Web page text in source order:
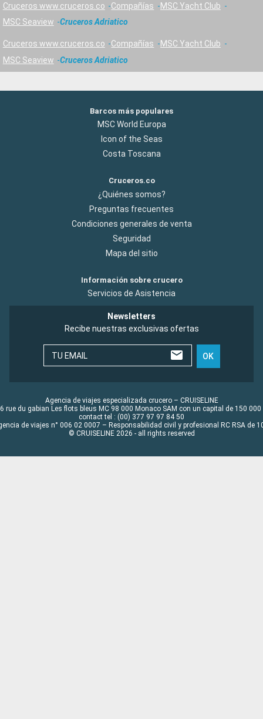
Cruceros www.cruceros.co Compañías
MSC Yacht Club
MSC Seaview
Cruceros Adriatico
Cruceros www.cruceros.co Compañías
MSC Yacht Club
MSC Seaview
Cruceros Adriatico
Barcos más populares
MSC World Europa
Icon of the Seas
Costa Toscana
Cruceros.co
¿Quiénes somos?
Preguntas frecuentes
Condiciones generales de venta
Seguridad
Mapa del sitio
Información sobre crucero
Servicios de Asistencia
Newsletters
Recibe nuestras exclusivas ofertas
TU EMAIL OK
Agencia de viajes especializada crucero – CRUISELINE
rue du gabian Les flots bleus MC 98 000 Monaco SAM con un capital de 150 000
contact tel : (00) 377 97 97 84 50
de viajes n° 006 02 0007 – Responsabilidad civil y profesional RC RSA de
© CRUISELINE 2026 - all rights reserved